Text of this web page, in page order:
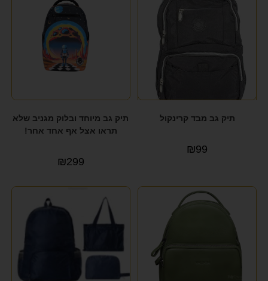
תיק גב מבד קרינקול
₪99
תיק גב מיוחד ובלוק מגניב שלא
תראו אצל אף אחד אחר!
₪299